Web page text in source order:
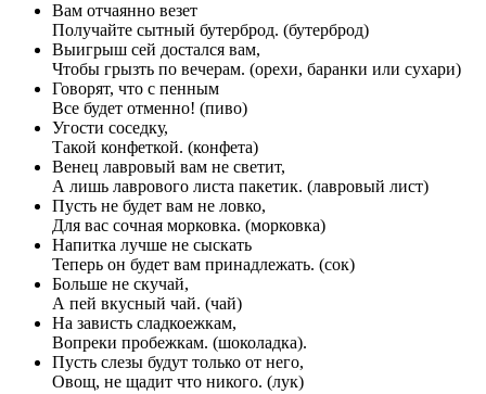
Вам отчаянно везет
Получайте сытный бутерброд. (бутерброд)
Выигрыш сей достался вам,
Чтобы грызть по вечерам. (орехи, баранки или сухари)
Говорят, что с пенным
Все будет отменно! (пиво)
Угости соседку,
Такой конфеткой. (конфета)
Венец лавровый вам не светит,
А лишь лаврового листа пакетик. (лавровый лист)
Пусть не будет вам не ловко,
Для вас сочная морковка. (морковка)
Напитка лучше не сыскать
Теперь он будет вам принадлежать. (сок)
Больше не скучай,
А пей вкусный чай. (чай)
На зависть сладкоежкам,
Вопреки пробежкам. (шоколадка).
Пусть слезы будут только от него,
Овощ, не щадит что никого. (лук)